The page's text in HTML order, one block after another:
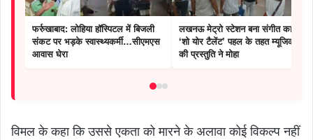
फर्रुखाबाद: लोहिया हॉस्पिटल में बिजली
संकट पर भड़के स्वास्थ्यकर्मी…सीएमएस
आवास घेरा
लखनऊ मेट्रो स्टेशन बना संगीत का मंच :
‘शो योर टैलेंट’ पहल के तहत म्यूजिक बैंड
की प्रस्तुति ने मोहा
विमल के कहा कि उससे एकता को मारने के अलावा कोई विकल्प नहीं